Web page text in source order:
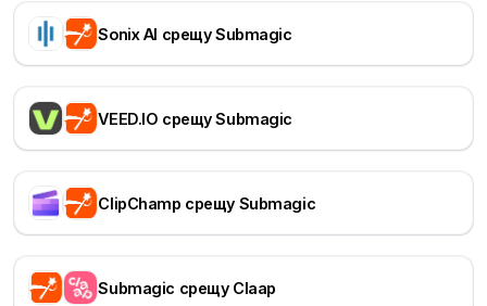
Sonix AI срещу Submagic
VEED.IO срещу Submagic
ClipChamp срещу Submagic
Submagic срещу Claap